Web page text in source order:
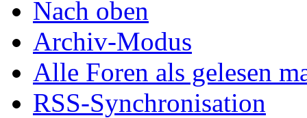
Nach oben
Archiv-Modus
Alle Foren als gelesen
RSS-Synchronisation